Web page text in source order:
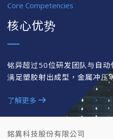
Core Competencies
核心优势
铭异超过50位研发团队与自
满足塑胶射出成型，金属冲压
了解更多
銘異科技股份有限公司